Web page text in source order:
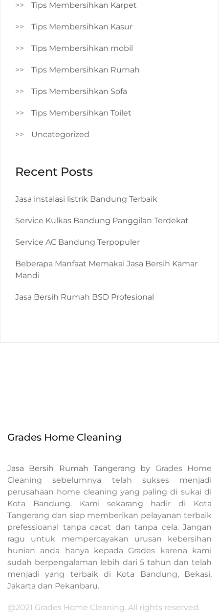
Tips Membersihkan Karpet
Tips Membersihkan Kasur
Tips Membersihkan mobil
Tips Membersihkan Rumah
Tips Membersihkan Sofa
Tips Membersihkan Toilet
Uncategorized
Recent Posts
Jasa instalasi listrik Bandung Terbaik
Service Kulkas Bandung Panggilan Terdekat
Service AC Bandung Terpopuler
Beberapa Manfaat Memakai Jasa Bersih Kamar
Mandi
Jasa Bersih Rumah BSD Profesional
Grades Home Cleaning
Jasa Bersih Rumah Tangerang by Grades Home
Cleaning sebelumnya telah sukses menjadi
perusahaan home cleaning yang paling di sukai di
Kota Bandung. Kami sekarang hadir di Kota
Tangerang dan siap memberikan pelayanan terbaik
prefessioanal tanpa cacat dan tanpa cela. Jangan
ragu untuk mempercayakan urusan kebersihan
hunian anda hanya kepada Grades karena kami
sudah berpengalaman lebih dari 5 tahun dan telah
menjadi yang terbaik di Kota Bandung, Bekasi,
Jakarta dan Pekanbaru.
@2021 Grades Home Cleaning. All rights reserved.